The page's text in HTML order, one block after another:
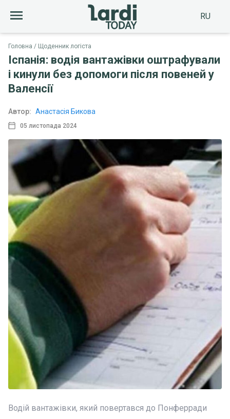
RU
Головна Щоденник логіста
Іспанія: водія вантажівки оштрафували
і кинули без допомоги після повеней у
Валенсії
05 листопада 2024
Автор: Анастасія Бикова
Водій вантажівки, який повертався до Понферради